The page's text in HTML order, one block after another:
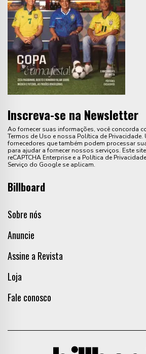
Inscreva-se na Newsletter
Ao fornecer suas informações, você concorda
Termos de Uso e nossa Política de Privacidade.
fornecedores que também podem processar
para ajudar a fornecer nossos serviços. Este
reCAPTCHA Enterprise e a Política de
Serviço do Google se aplicam.
Billboard
Sobre nós
Anuncie
Assine a Revista
Loja
Fale conosco